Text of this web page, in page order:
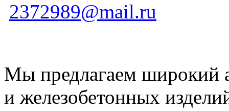
2372989@mail.ru
Мы предлагаем широкий
и железобетонных